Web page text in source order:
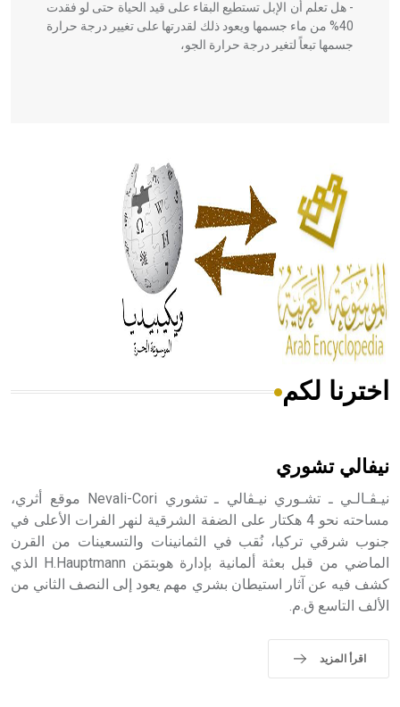
- هل تعلم أن الإبل تستطيع البقاء على قيد الحياة حتى لو فقدت
40% من ماء جسمها ويعود ذلك لقدرتها على تغيير درجة حرارة
جسمها تبعاً لتغير درجة حرارة الجو،
الحكم، الأدلة، تنظيم التغذية، ورسالته في جروح الرأس. ويعود
له الفضل بأنه حرر الطب من الدين والفلسفة.
- هل تعلم أن المرجان إفراز حيواني يتكون في البحر ويتركب
من مادة كربونات الكلسيوم، وهو أحمر أو شديد الحمرة وهو
أجود أنواعه، ويمتاز بكبر الحجم ويسمى الش
هل تعلم أن الأبسيد كلمة فرنسية اللفظ تم اعتمادها مصطلحاً
- هل تعلم أن أبجر Abgar اسم معروف جيداً يعود إلى عدد من
الملوك الذين حكموا مدينة إديسا (الرها) من أبجر الأول وحتى
التاسع، وهم ينتسبون إلى أسرة أوسروين
اخترنا لكم
نيفالي تشوري
نيـڤـالـي ـ تشـوري نيـڤالي ـ تشوري Nevali-Cori موقع أثري،
مساحته نحو 4 هكتار على الضفة الشرقية لنهر الفرات الأعلى في
جنوب شرقي تركيا، نُقب في الثمانينات والتسعينات من القرن
الماضي من قبل بعثة ألمانية بإدارة هوبتمَن H.Hauptmann الذي
كشف فيه عن آثار استيطان بشري مهم يعود إلى النصف الثاني من
الألف التاسع ق.م.
اقرأ المزيد